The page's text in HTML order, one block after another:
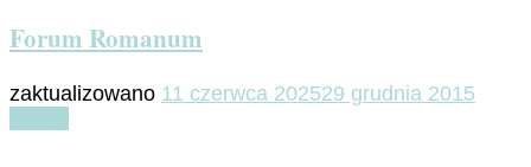
Forum Romanum
zaktualizowano 11 czerwca 202529 grudnia 2015